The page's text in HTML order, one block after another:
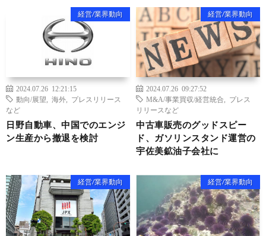
経営/業界動向
2024.07.26 12:21:15
動向/展望
海外
プレスリリース
など
日野自動車、中国でのエンジ
ン生産から撤退を検討
経営/業界動向
2024.07.26 09:27:52
M&A/事業買収/経営統合
プレス
リリースなど
中古車販売のグッドスピー
ド、ガソリンスタンド運営の
宇佐美鉱油子会社に
経営/業界動向 経営/業界動向